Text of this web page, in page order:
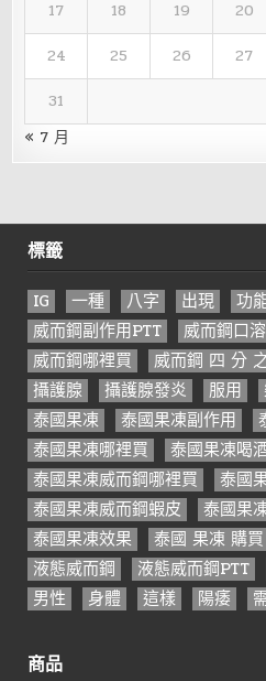
17
18 19 20
24
25 26 27
31
« 7 月
標籤
IG 一種 八字 出現 功
威而鋼副作用PTT
威而鋼口
威而鋼哪裡買
威而鋼 四 分
攝護腺
攝護腺發炎 服用
泰國果凍
泰國果凍副作用
泰國果凍哪裡買
泰國果凍喝
泰國果凍威而鋼哪裡買
泰國
泰國果凍威而鋼蝦皮
泰國果
泰國果凍效果
泰國 果凍 購買
液態威而鋼
液態威而鋼PTT
男性
身體 這樣 陽痿
商品